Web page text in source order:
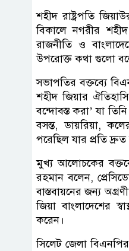
শহীদ রাষ্ট্রপতি
বিকালে নগরীর
রাজনীতি ও
উপরোক্ত কথা গুলো
সভাপতির বক্তব্যে
শহীদ জিয়ার
বন্দোবস্ত করা’ যা
বসন্ত, ডায়রিয়া,
পরেছিল যার প্রতি
মুখ্য আলোচকের
রহমান বলেন,
বাস্তবায়নের জন্য
জিয়া বাংলাদেশের
করেন।
সিলেট জেলা